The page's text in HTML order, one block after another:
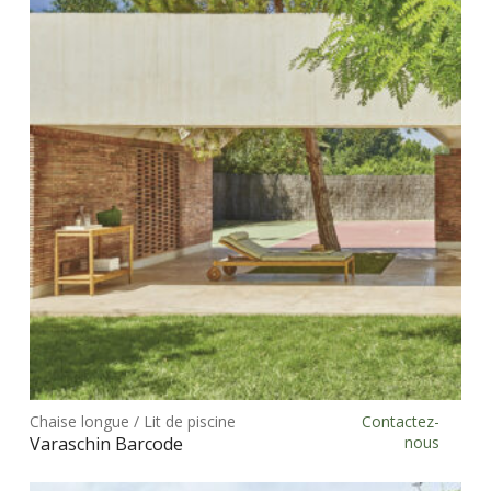
être
sur
du
Choix des options
Ce
Chaise longue / Lit de piscine
Varaschin Barcode
Contactez-
nous